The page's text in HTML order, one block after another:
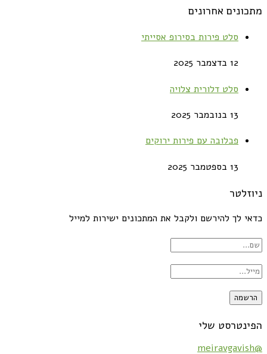
מתכונים אחרונים
סלט פירות בסירופ אסייתי
12 בדצמבר 2025
סלט דלורית צלויה
13 בנובמבר 2025
פבלובה עם פירות ירוקים
13 בספטמבר 2025
ניוזלטר
כדאי לך להירשם ולקבל את המתכונים ישירות למייל
הפינטרסט שלי
@meiravgavish